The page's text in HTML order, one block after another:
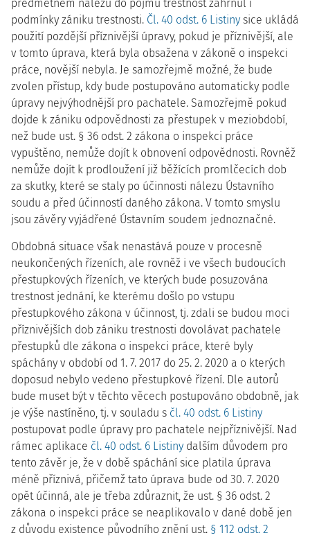
předmětném nálezu do pojmu trestnost zahrnul i
podmínky zániku trestnosti. Čl. 40 odst. 6 Listiny sice ukládá
použití pozdější příznivější úpravy, pokud je příznivější, ale
v tomto úprava, která byla obsažena v zákoně o inspekci
práce, novější nebyla. Je samozřejmě možné, že bude
zvolen přístup, kdy bude postupováno automaticky podle
úpravy nejvýhodnější pro pachatele. Samozřejmě pokud
dojde k zániku odpovědnosti za přestupek v meziobdobí,
než bude ust. § 36 odst. 2 zákona o inspekci práce
vypuštěno, nemůže dojít k obnovení odpovědnosti. Rovněž
nemůže dojít k prodloužení již běžících promlčecích dob
za skutky, které se staly po účinnosti nálezu Ústavního
soudu a před účinností daného zákona. V tomto smyslu
jsou závěry vyjádřené Ústavním soudem jednoznačné.
Obdobná situace však nenastává pouze v procesně
neukončených řízeních, ale rovněž i ve všech budoucích
přestupkových řízeních, ve kterých bude posuzována
trestnost jednání, ke kterému došlo po vstupu
přestupkového zákona v účinnost, tj. zdali se budou moci
příznivějších dob zániku trestnosti dovolávat pachatele
přestupků dle zákona o inspekci práce, které byly
spáchány v období od 1. 7. 2017 do 25. 2. 2020 a o kterých
doposud nebylo vedeno přestupkové řízení. Dle autorů
bude muset být v těchto věcech postupováno obdobně, jak
je výše nastíněno, tj. v souladu s čl. 40 odst. 6 Listiny
postupovat podle úpravy pro pachatele nejpříznivější. Nad
rámec aplikace čl. 40 odst. 6 Listiny dalším důvodem pro
tento závěr je, že v době spáchání sice platila úprava
méně příznivá, přičemž tato úprava bude od 30. 7. 2020
opět účinná, ale je třeba zdůraznit, že ust. § 36 odst. 2
zákona o inspekci práce se neaplikovalo v dané době jen
z důvodu existence původního znění ust. § 112 odst. 2